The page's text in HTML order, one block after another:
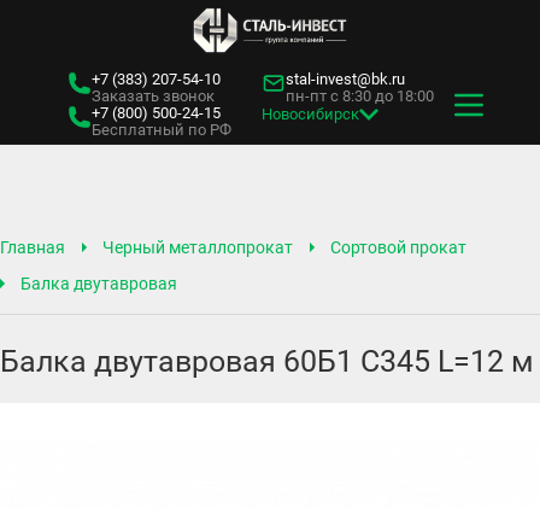
+7 (383) 207-54-10
Заказать звонок
+7 (800) 500-24-15
Бесплатный по РФ
stal-invest@bk.ru
пн-пт с 8:30 до 18:00
Новосибирск
Главная Черный металлопрокат
Сортовой прокат
Балка двутавровая
Балка двутавровая 60Б1 С345 L=12 м